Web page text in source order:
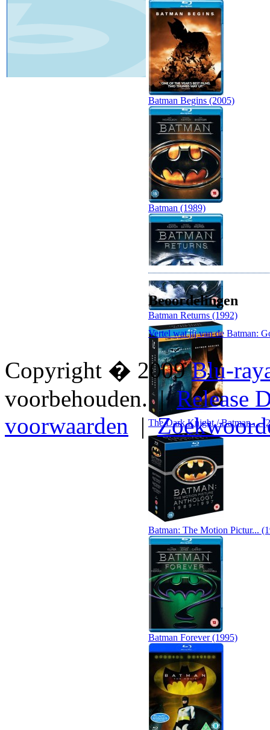
Batman Begins (2005)
Batman (1989)
Batman Returns (1992)
The Dark Knight / Batman ...
Batman: The Motion Pictur...
Batman Forever (1995)
Beoordelingen
Vertel wat jij van de Batman:
Copyright � 2009Blu-
voorbehouden. |Release
voorwaarden |